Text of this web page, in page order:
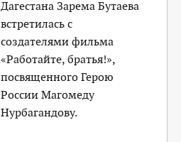
Дагестана Зарема Бутаева
встретилась с
создателями фильма
«Работайте, братья!»,
посвященного Герою
России Магомеду
Нурбагандову.